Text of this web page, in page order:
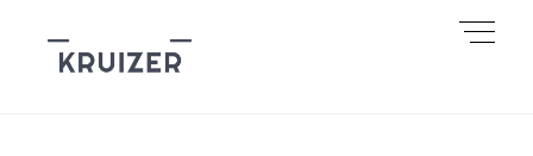
content